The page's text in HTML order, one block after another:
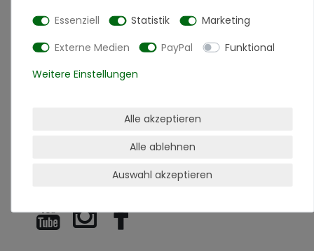
Warenkorb
Hilfe
Bewertungen
Social Media
Essenziell Statistik
Marketing
Externe Medien
PayPal
Funktional
Weitere Einstellungen
Alle akzeptieren
Alle ablehnen
Auswahl akzeptieren